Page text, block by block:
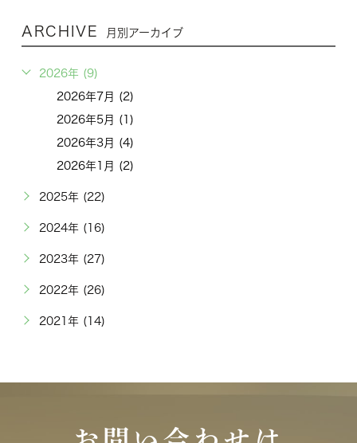
ARCHIVE 月別アーカイブ
2026年 (9)
2026年7月 (2)
2026年5月 (1)
2026年3月 (4)
2026年1月 (2)
2025年 (22)
2024年 (16)
2023年 (27)
2022年 (26)
2021年 (14)